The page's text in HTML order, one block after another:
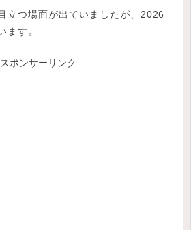
立つ場面が出ていましたが、2026
ます。
スポンサーリンク